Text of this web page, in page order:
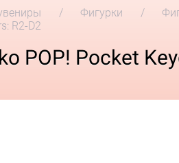
Фигурки
R2-D2
POP! Pocket